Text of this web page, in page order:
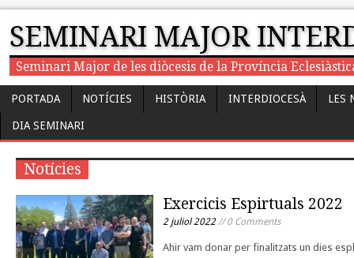
SEMINARI MAJOR
Seminari Major de les diòcesis de la Província
PORTADA NOTÍCIES HISTÒRIA INTERDIOCESÀ LES
DIA SEMINARI
Notícies
Exercicis Espirtuals 2022
2 juliol 2022// 0 Comments
Ahir vam donar per finalitzats un dies